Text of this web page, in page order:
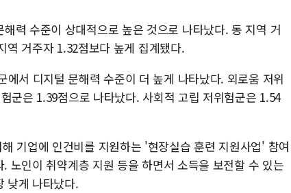
력 수준이 상대적으로 높은 것으로 나타났다. 동 지역 거
역 거주자 1.32점보다 높게 집계됐다.
서 디지털 문해력 수준이 더 높게 나타났다. 외로움 저위
군은 1.39점으로 나타났다. 사회적 고립 저위험군은 1.54
기업에 인건비를 지원하는 '현장실습 훈련 지원사업' 참여
노인이 취약계층 지원 등을 하면서 소득을 보전할 수 있는
낮게 나타났다.